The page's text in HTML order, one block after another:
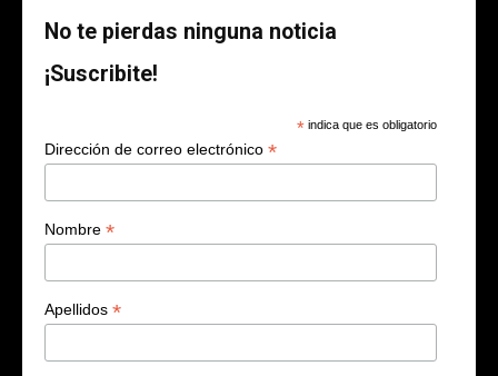
No te pierdas ninguna noticia
¡Suscribite!
* indica que es obligatorio
Dirección de correo electrónico *
Nombre *
Apellidos *